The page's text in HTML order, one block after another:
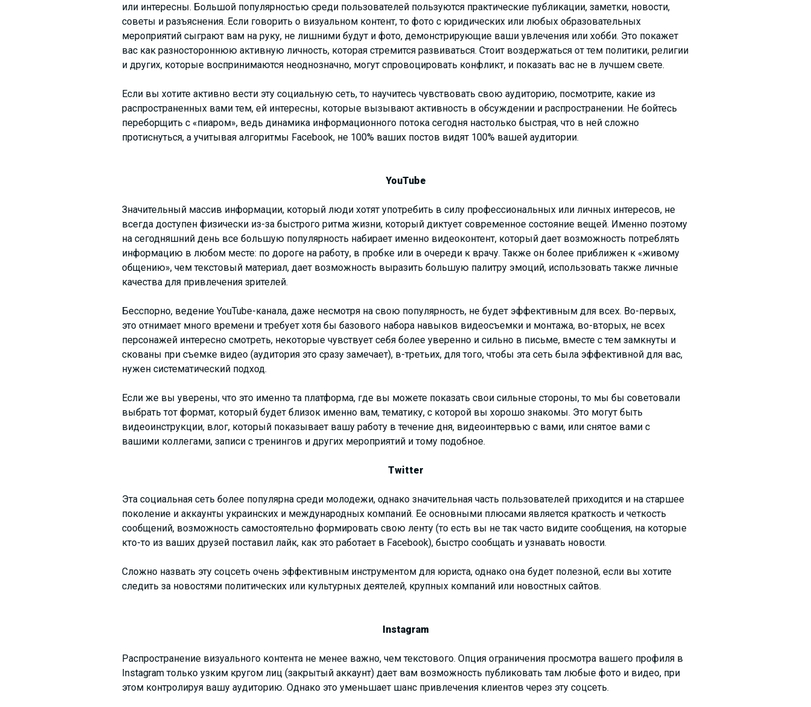
или интересны. Большой популярностью среди пользователей пользуются практические публикации, заметки, новости,
советы и разъяснения. Если говорить о визуальном контент, то фото с юридических или любых образовательных
мероприятий сыграют вам на руку, не лишними будут и фото, демонстрирующие ваши увлечения или хобби. Это покажет
вас как разностороннюю активную личность, которая стремится развиваться. Стоит воздержаться от тем политики, религии
и других, которые воспринимаются неоднозначно, могут спровоцировать конфликт, и показать вас не в лучшем свете.
Если вы хотите активно вести эту социальную сеть, то научитесь чувствовать свою аудиторию, посмотрите, какие из
распространенных вами тем, ей интересны, которые вызывают активность в обсуждении и распространении. Не бойтесь
переборщить с «пиаром», ведь динамика информационного потока сегодня настолько быстрая, что в ней сложно
протиснуться, а учитывая алгоритмы Facebook, не 100% ваших постов видят 100% вашей аудитории.
YouTube
Значительный массив информации, который люди хотят употребить в силу профессиональных или личных интересов, не
всегда доступен физически из-за быстрого ритма жизни, который диктует современное состояние вещей. Именно поэтому
на сегодняшний день все большую популярность набирает именно видеоконтент, который дает возможность потреблять
информацию в любом месте: по дороге на работу, в пробке или в очереди к врачу. Также он более приближен к «живому
общению», чем текстовый материал, дает возможность выразить большую палитру эмоций, использовать также личные
качества для привлечения зрителей.
Бесспорно, ведение YouTube-канала, даже несмотря на свою популярность, не будет эффективным для всех. Во-первых,
это отнимает много времени и требует хотя бы базового набора навыков видеосъемки и монтажа, во-вторых, не всех
персонажей интересно смотреть, некоторые чувствует себя более уверенно и сильно в письме, вместе с тем замкнуты и
скованы при съемке видео (аудитория это сразу замечает), в-третьих, для того, чтобы эта сеть была эффективной для вас,
нужен систематический подход.
Если же вы уверены, что это именно та платформа, где вы можете показать свои сильные стороны, то мы бы советовали
выбрать тот формат, который будет близок именно вам, тематику, с которой вы хорошо знакомы. Это могут быть
видеоинструкции, влог, который показывает вашу работу в течение дня, видеоинтервью с вами, или снятое вами с
вашими коллегами, записи с тренингов и других мероприятий и тому подобное.
Twitter
Эта социальная сеть более популярна среди молодежи, однако значительная часть пользователей приходится и на старшее
поколение и аккаунты украинских и международных компаний. Ее основными плюсами является краткость и четкость
сообщений, возможность самостоятельно формировать свою ленту (то есть вы не так часто видите сообщения, на которые
кто-то из ваших друзей поставил лайк, как это работает в Facebook), быстро сообщать и узнавать новости.
Сложно назвать эту соцсеть очень эффективным инструментом для юриста, однако она будет полезной, если вы хотите
следить за новостями политических или культурных деятелей, крупных компаний или новостных сайтов.
Instagram
Распространение визуального контента не менее важно, чем текстового. Опция ограничения просмотра вашего профиля в
Instagram только узким кругом лиц (закрытый аккаунт) дает вам возможность публиковать там любые фото и видео, при
этом контролируя вашу аудиторию. Однако это уменьшает шанс привлечения клиентов через эту соцсеть.